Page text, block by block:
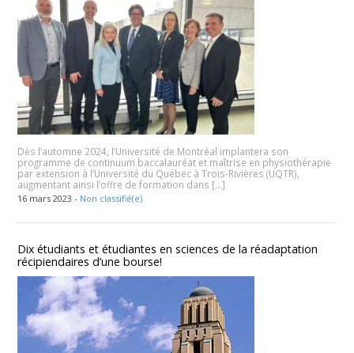
Dès l’automne 2024, l’Université de Montréal implantera son
programme de continuum baccalauréat et maîtrise en physiothérapie
par extension à l’Université du Québec à Trois-Rivières (UQTR),
augmentant ainsi l’offre de formation dans […]
16 mars 2023 - Non classifié(e)
Dix étudiants et étudiantes en sciences de la réadaptation
récipiendaires d’une bourse!